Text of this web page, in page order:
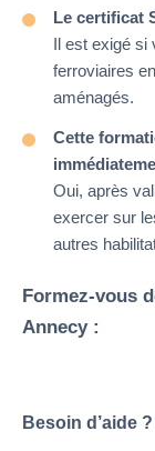
Le certificat
Il est exigé si
ferroviaires
aménagés.
Cette
Oui, après
exercer sur
autres
Formez-vous
Annecy :
Besoin d’aide